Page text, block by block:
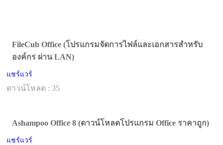
FileCub Office (โปรแกรมจัดการไฟล์และเอกสารสำหรับ
องค์กร ผ่าน LAN)
แชร์แวร์
ดาวน์โหลด : 35
Ashampoo Office 8 (ดาวน์โหลดโปรแกรม Office ราคาถูก)
แชร์แวร์